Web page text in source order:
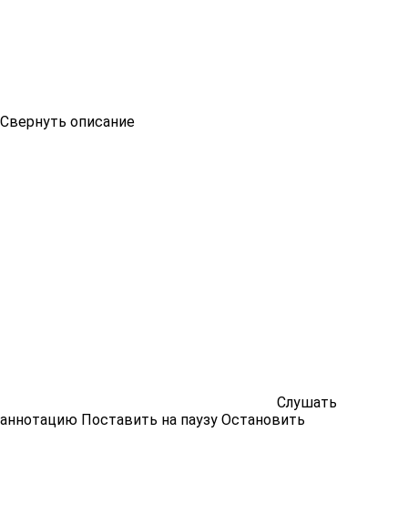
Свернуть описание
Слушать
аннотацию Поставить на паузу Остановить